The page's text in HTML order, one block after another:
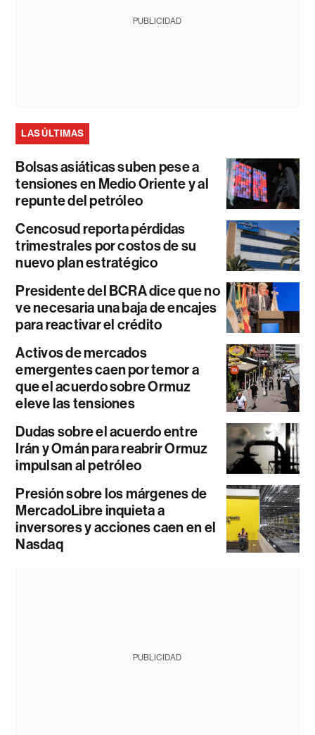
PUBLICIDAD
LAS ÚLTIMAS
Bolsas asiáticas suben pese a
tensiones en Medio Oriente y al
repunte del petróleo
Cencosud reporta pérdidas
trimestrales por costos de su
nuevo plan estratégico
Presidente del BCRA dice que no
ve necesaria una baja de encajes
para reactivar el crédito
Activos de mercados
emergentes caen por temor a
que el acuerdo sobre Ormuz
eleve las tensiones
Dudas sobre el acuerdo entre
Irán y Omán para reabrir Ormuz
impulsan al petróleo
Presión sobre los márgenes de
MercadoLibre inquieta a
inversores y acciones caen en el
Nasdaq
PUBLICIDAD